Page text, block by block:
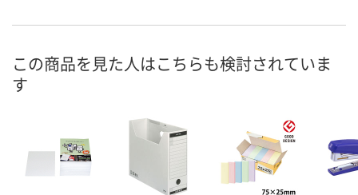
号
お届け日
数量
カゴへ
数量
カ
この商品を見た人はこちらも検討されていま
す